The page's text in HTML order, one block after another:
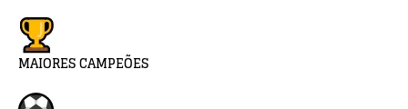
MAIORES CAMPEÕES